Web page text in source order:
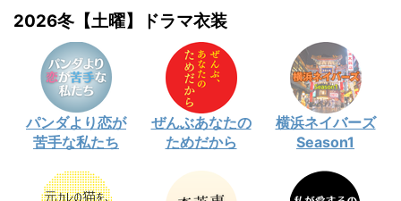
2026冬【土曜】ドラマ衣装
パンダより恋が
苦手な私たち
ぜんぶあなたの
ためだから
横浜ネイバーズ
Season1